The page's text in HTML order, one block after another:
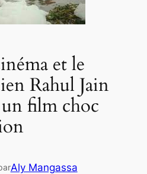
et le
Rahul Jain
un film choc
Aly Mangassa